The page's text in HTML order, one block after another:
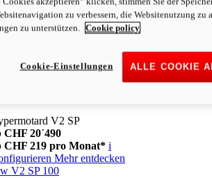
Mehr entdecken
V2
CHF 169 pro Monat* i
Mehr entdecken
V2 SP
CHF 20´490
CHF 219 pro Monat* i
Mehr entdecken
V2 SP 100
zu verbessern, die Websitenutzung zu
zu unterstützen.
Cookie policy
ALLE COOKIE
Cookie-Einstellungen